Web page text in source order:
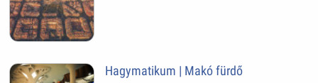
Hagymatikum | Makó fürdő